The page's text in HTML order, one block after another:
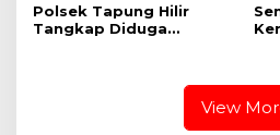
Polsek Tapung Hilir
Tangkap Diduga
View